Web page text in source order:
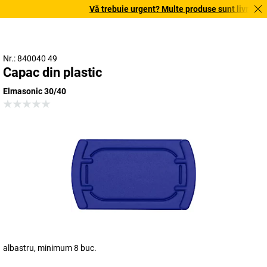
Vă trebuie urgent? Multe produse sunt livrate
Nr.: 840040 49
Capac din plastic
Elmasonic 30/40
albastru, minimum 8 buc.